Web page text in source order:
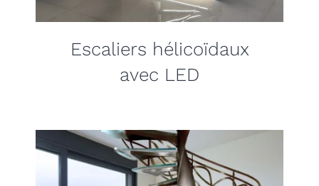
Escaliers hélicoïdaux
avec LED